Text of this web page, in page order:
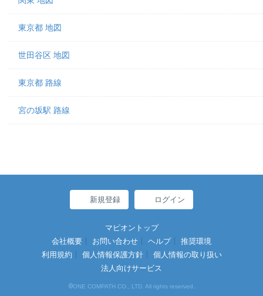
東京都 地図
世田谷区 地図
東京都 路線
宮の坂駅 路線
新規登録 ログイン
マピオントップ
会社概要
お問い合わせ ヘルプ
推奨環境
利用規約
個人情報保護方針
個人情報の取り扱い
法人向けサービス
©ONE COMPATH CO., LTD. All rights reserved.